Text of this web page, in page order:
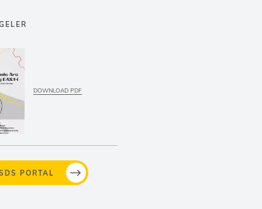
DOWNLOAD PDF
PORTAL